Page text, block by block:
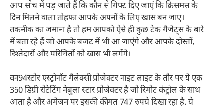
आप सोच में पड़ जाते हैं कि कौन से गिफ्ट दिए जाएं कि क्रिसमस के
दिन मिलने वाला तोहफा आपके अपनों के लिए खास बन जाए।
तकनीक का जमाना है तो हम आपको ऐसे ही कुछ टेक गैजेट्स के बारे
में बता रहे हैं जो आपके बजट में भी आ जाएंगे और आपके दोस्तों,
रिश्तेदारों और परिचितों को खास भी लगेंगे।
वन94स्टोर एस्ट्रोनॉट गैलेक्सी प्रोजेक्टर नाइट लाइट के तौर पर ये एक
360 डिग्री रोटेटिंग नेबुला स्टार प्रोजेक्टर है जो रिमोट कंट्रोल के साथ
आता है और अमेजन पर इसकी कीमत 747 रुपये दिखा रहा है. ये